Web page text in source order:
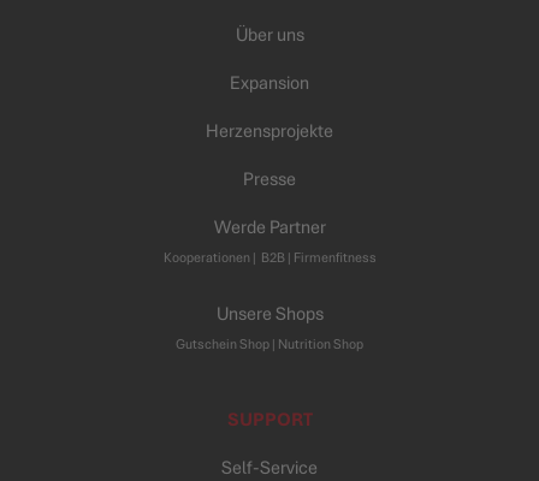
Über uns
Expansion
Herzensprojekte
Presse
Werde Partner
Kooperationen | B2B | Firmenfitness
Unsere Shops
Gutschein Shop | Nutrition Shop
SUPPORT
Self-Service